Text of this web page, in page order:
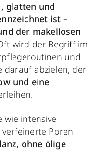
glatten und
ist –
der makellosen
wird der Begriff im
und
darauf abzielen, der
und eine
wie intensive
Poren
ohne ölige